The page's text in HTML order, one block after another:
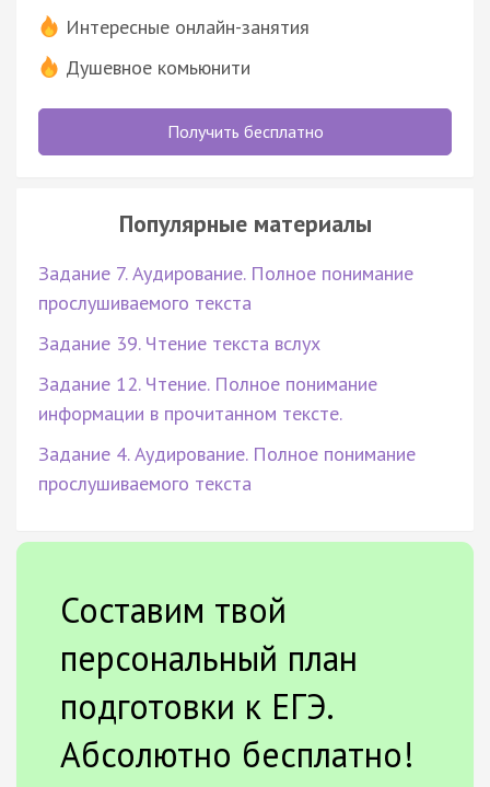
Интересные онлайн-занятия
Душевное комьюнити
Получить бесплатно
Популярные материалы
Задание 7. Аудирование. Полное понимание
прослушиваемого текста
Задание 39. Чтение текста вслух
Задание 12. Чтение. Полное понимание
информации в прочитанном тексте.
Задание 4. Аудирование. Полное понимание
прослушиваемого текста
Составим твой
персональный план
подготовки к ЕГЭ.
Абсолютно бесплатно!